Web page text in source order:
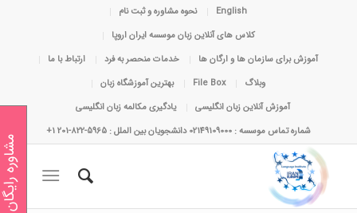
English
نحوه مشاوره و ثبت نام
کلاس های آنلاین زبان موسسه ایران اروپا
آموزش برای سازمان ها و ارگان ها
خدمات منحصر به فرد
ارتباط با ما
وبلاگ
File Box
بهترین آموزشگاه زبان
آموزش آنلاین زبان انگلیسی
یادگیری مکالمه زبان انگلیسی
شماره تماس موسسه : 02149109000 دانشجویان بین الملل : 5965-822-201 1+